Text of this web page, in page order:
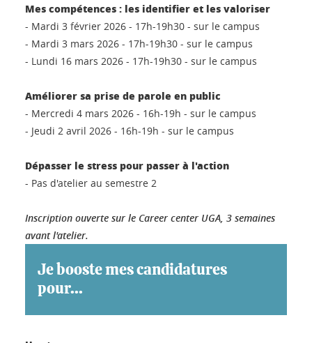
Mes compétences : les identifier et les valoriser
- Mardi 3 février 2026 - 17h-19h30 - sur le campus
- Mardi 3 mars 2026 - 17h-19h30 - sur le campus
- Lundi 16 mars 2026 - 17h-19h30 - sur le campus
Améliorer sa prise de parole en public
- Mercredi 4 mars 2026 - 16h-19h - sur le campus
- Jeudi 2 avril 2026 - 16h-19h - sur le campus
Dépasser le stress pour passer à l'action
- Pas d'atelier au semestre 2
Inscription ouverte sur le Career center UGA, 3 semaines
avant l'atelier.
Je booste mes candidatures
pour...